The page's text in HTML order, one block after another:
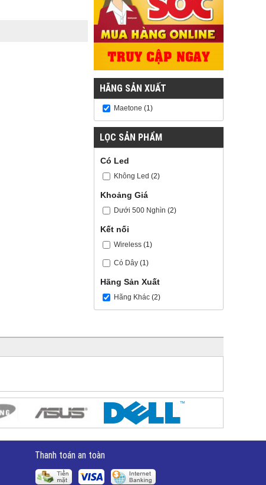
HÃNG SẢN XUẤT
Maetone (1)
LỌC SẢN PHẨM
Có Led
Không Led (2)
Khoảng Giá
Dưới 500 Nghìn (2)
Kết nối
Wireless (1)
Có Dây (1)
Hãng Sản Xuất
Hãng Khác (2)
Thanh toán an toàn